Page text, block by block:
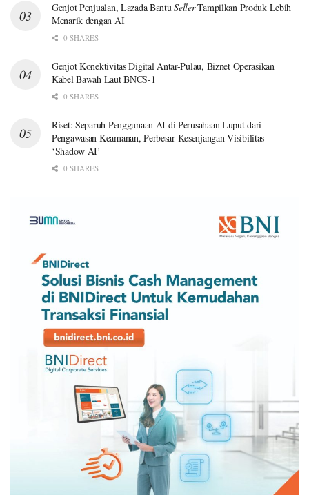
Genjot Penjualan, Lazada BantuSellerTampilkan Produk Lebih
Menarik dengan AI
0 SHARES
Genjot Konektivitas Digital Antar-Pulau, Biznet Operasikan
Kabel Bawah Laut BNCS-1
0 SHARES
Riset: Separuh Penggunaan AI di Perusahaan Luput dari
Pengawasan Keamanan, Perbesar Kesenjangan Visibilitas
‘Shadow AI’
0 SHARES